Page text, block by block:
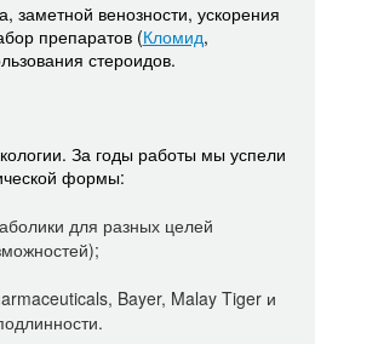
венозности, ускорения
препаратов (Кломид,
стероидов.
За годы работы мы успели
формы:
для разных целей
Bayer, Malay Tiger и